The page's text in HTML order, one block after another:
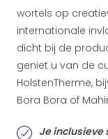
wortels op
internationale
dicht bij de
geniet u van de
HolstenTherme,
Bora Bora of
Je inclusieve